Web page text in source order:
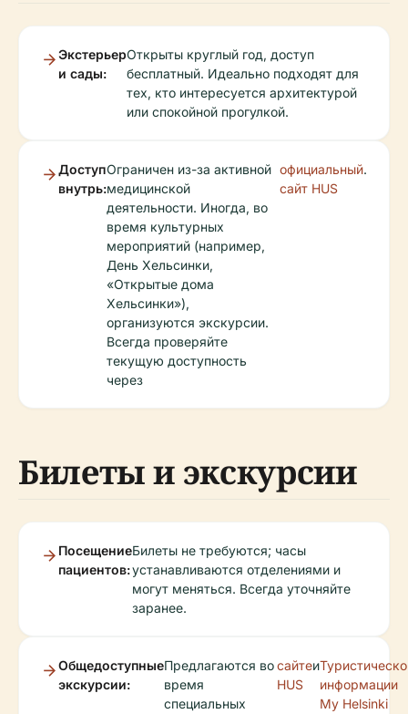
Экстерьер
и сады:
Открыты круглый год, доступ
бесплатный. Идеально подходят для
тех, кто интересуется архитектурой
или спокойной прогулкой.
Доступ
внутрь:
Ограничен из-за активной
медицинской
деятельности. Иногда, во
время культурных
мероприятий (например,
День Хельсинки,
«Открытые дома
Хельсинки»),
организуются экскурсии.
Всегда проверяйте
текущую доступность
через
официальный
сайт HUS
.
Билеты и экскурсии
Посещение
пациентов:
Билеты не требуются; часы
устанавливаются отделениями и
могут меняться. Всегда уточняйте
заранее.
Общедоступные
экскурсии:
Предлагаются во
время
специальных
сайте
HUS
и
информации
My Helsinki